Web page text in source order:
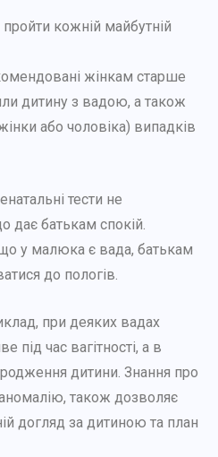
пройти кожній майбутній
жінкам старше
дитину з вадою, а також
або чоловіка) випадків
тести не
дає батькам спокій.
у малюка є вада, батькам
до пологів.
при деяких вадах
під час вагітності, а в
дитини. Знання про
також дозволяє
догляд за дитиною та план